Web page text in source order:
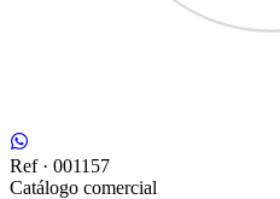
Ref · 001157
Catálogo comercial